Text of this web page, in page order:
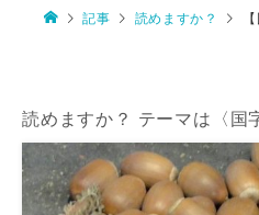
記事 読めますか？
読めますか？ テーマは〈国